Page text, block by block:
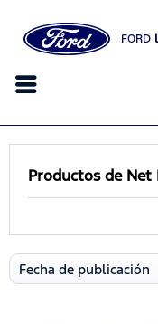
FORD
Productos de Net